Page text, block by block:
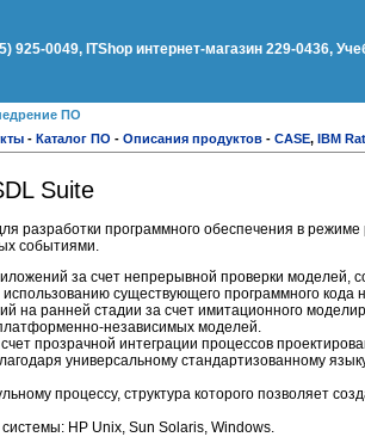
925-0049, ITShop интернет-магазин 229-0436,
ПО
- Каталог ПО - Описания продуктов - CASE, IBM
Suite
разработки программного обеспечения в
событиями.
за счет непрерывной проверки моделей,
существующего программного кода
на ранней стадии за счет имитационного
независимых моделей.
прозрачной интеграции процессов
универсальному стандартизованному
процессу, структура которого позволяет
HP Unix, Sun Solaris, Windows.